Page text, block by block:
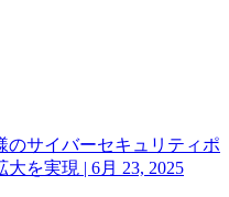
のサイバーセキュリティポ
大を実現 | 6月 23, 2025